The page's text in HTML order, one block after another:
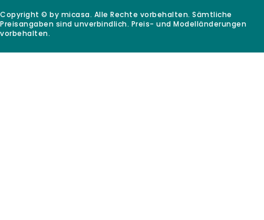
Copyright © by micasa. Alle Rechte vorbehalten. Sämtliche
Preisangaben sind unverbindlich. Preis- und Modelländerungen
vorbehalten.